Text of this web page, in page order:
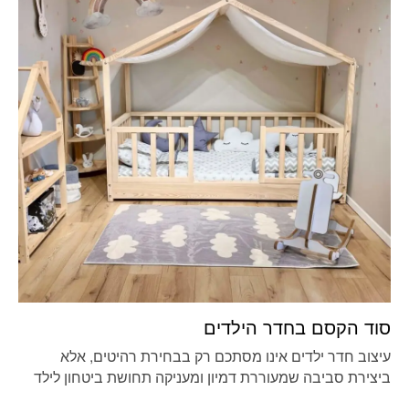
סוד הקסם בחדר הילדים
עיצוב חדר ילדים אינו מסתכם רק בבחירת רהיטים, אלא
ביצירת סביבה שמעוררת דמיון ומעניקה תחושת ביטחון לילד